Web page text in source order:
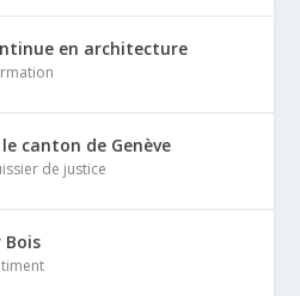
en architecture
canton de Genève
de justice